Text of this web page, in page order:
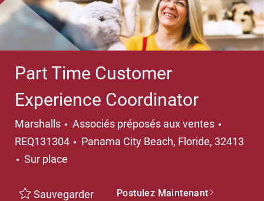
Part Time Customer
Experience Coordinator
Marshalls Catégorie
Associés préposés aux ventes
REQ131304
Emplacement
Panama City Beach, Floride, 32413
Sur place
Sauvegarder Postulez Maintenant